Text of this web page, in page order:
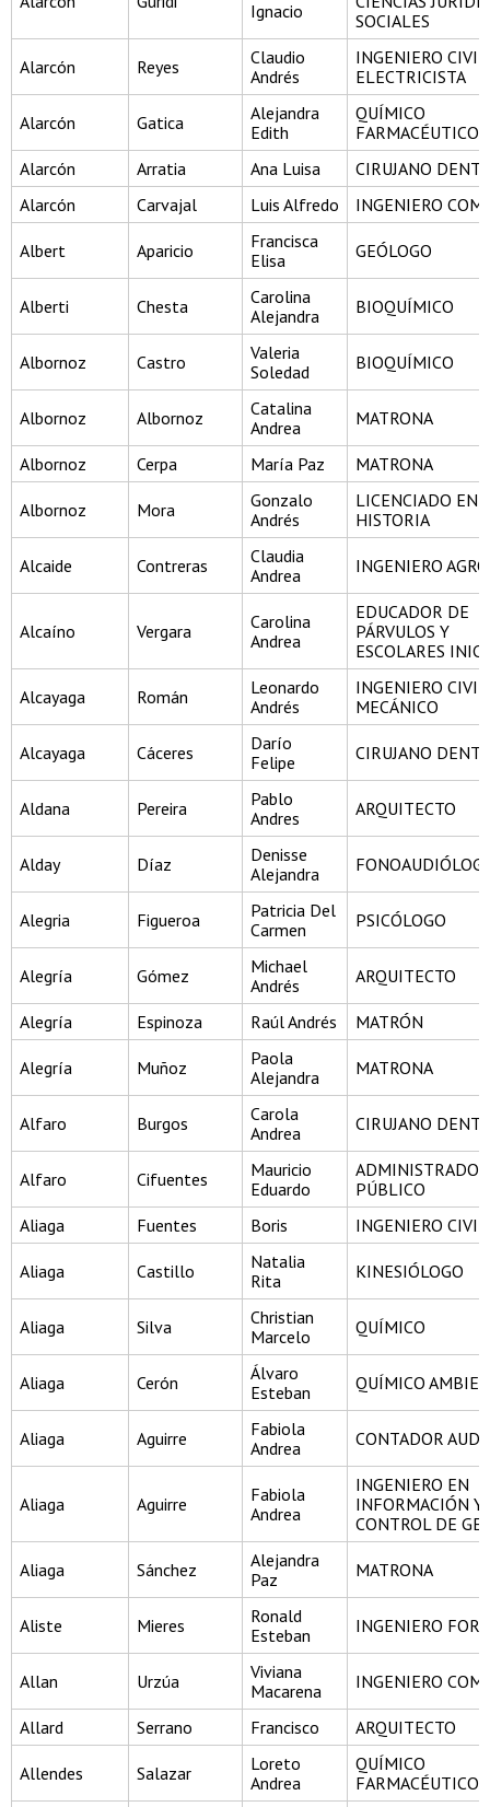
Ignacio
SOCIALES
Alarcón Reyes
Claudio
Andrés
INGENIERO CIVIL
ELECTRICISTA
Alarcón Gatica
Alejandra
Edith
QUÍMICO
FARMACÉUTICO
Alarcón
Arratia Ana Luisa
CIRUJANO
Alarcón
Carvajal Luis Alfredo INGENIERO
Albert Aparicio
Francisca
Elisa
GEÓLOGO
Alberti Chesta
Carolina
Alejandra
BIOQUÍMICO
Albornoz Castro
Valeria
Soledad
BIOQUÍMICO
Albornoz Albornoz
Catalina
Andrea
MATRONA
Albornoz Cerpa María Paz MATRONA
Albornoz Mora
Gonzalo
Andrés
LICENCIADO EN
HISTORIA
Alcaide Contreras
Claudia
Andrea
INGENIERO
Alcaíno Vergara
Carolina
Andrea
EDUCADOR DE
PÁRVULOS Y
ESCOLARES
Alcayaga Román
Leonardo
Andrés
INGENIERO CIVIL
MECÁNICO
Alcayaga Cáceres
Darío
Felipe
CIRUJANO
Aldana Pereira
Pablo
Andres
ARQUITECTO
Alday Díaz
Denisse
Alejandra
Alegria Figueroa
Patricia Del
Carmen
PSICÓLOGO
Alegría Gómez
Michael
Andrés
ARQUITECTO
Alegría Espinoza Raúl Andrés MATRÓN
Alegría Muñoz
Paola
Alejandra
MATRONA
Alfaro Burgos
Carola
Andrea
CIRUJANO
Alfaro Cifuentes
Mauricio
Eduardo
ADMINISTRADOR
PÚBLICO
Aliaga
Fuentes Boris INGENIERO CIVIL
Aliaga Castillo
Natalia
Rita
KINESIÓLOGO
Aliaga Silva
Christian
Marcelo
QUÍMICO
Aliaga Cerón
Álvaro
Esteban
QUÍMICO
Aliaga Aguirre
Fabiola
Andrea
CONTADOR
Aliaga Aguirre
Fabiola
Andrea
INGENIERO EN
INFORMACIÓN Y
CONTROL DE
Aliaga Sánchez
Alejandra
Paz
MATRONA
Aliste Mieres
Ronald
Esteban
INGENIERO
Allan Urzúa
Viviana
Macarena
INGENIERO
Allard Serrano Francisco ARQUITECTO
Allendes Salazar
Loreto
Andrea
QUÍMICO
FARMACÉUTICO